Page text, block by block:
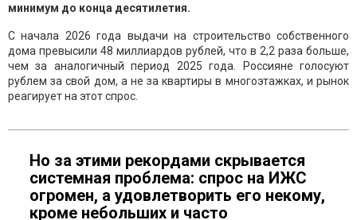
минимум до конца десятилетия.
С начала 2026 года выдачи на строительство собственного
дома превысили 48 миллиардов рублей, что в 2,2 раза больше,
чем за аналогичный период 2025 года. Россияне голосуют
рублем за свой дом, а не за квартиры в многоэтажках, и рынок
реагирует на этот спрос.
Но за этими рекордами скрывается
системная проблема: спрос на ИЖС
огромен, а удовлетворить его некому,
кроме небольших и часто